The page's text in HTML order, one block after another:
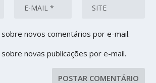
novos comentários por e-mail.
novas publicações por e-mail.